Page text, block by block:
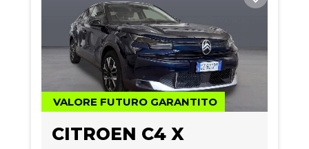
VALORE FUTURO GARANTITO
CITROEN C4 X